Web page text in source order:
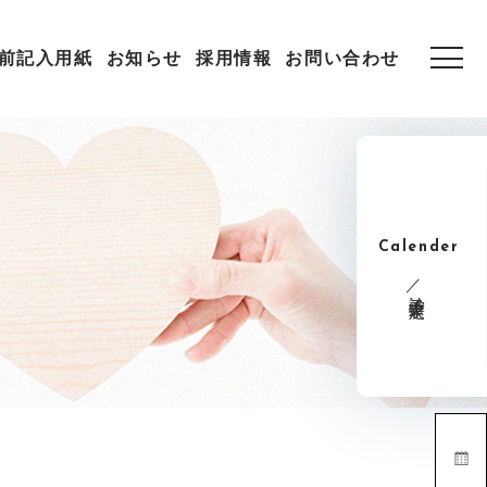
記入用紙 お知らせ 採用情報 お問い合わせ
Calender
診療予定表